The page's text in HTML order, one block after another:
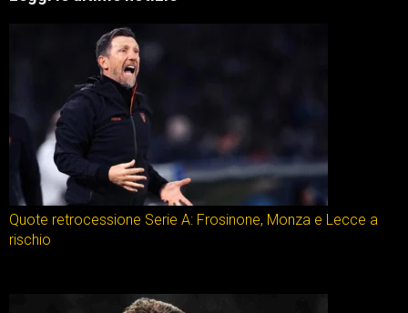
Quote retrocessione Serie A: Frosinone, Monza e Lecce a
rischio